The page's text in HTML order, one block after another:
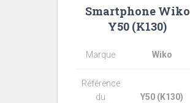
Smartphone Wiko
Y50 (K130)
Marque Wiko
Référence
du
Y50 (K130)